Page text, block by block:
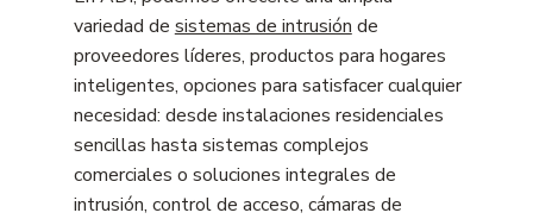
variedad de sistemas de intrusión de
proveedores líderes, productos para hogares
inteligentes, opciones para satisfacer cualquier
necesidad: desde instalaciones residenciales
sencillas hasta sistemas complejos
comerciales o soluciones integrales de
intrusión, control de acceso, cámaras de